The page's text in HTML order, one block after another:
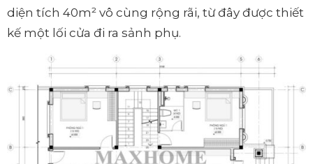
diện tích 40m² vô cùng rộng rãi, từ đây được thiết
kế một lối cửa đi ra sảnh phụ.